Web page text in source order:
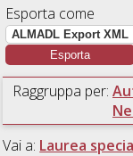
Esporta come
Raggruppa per:
Vai a: Laurea